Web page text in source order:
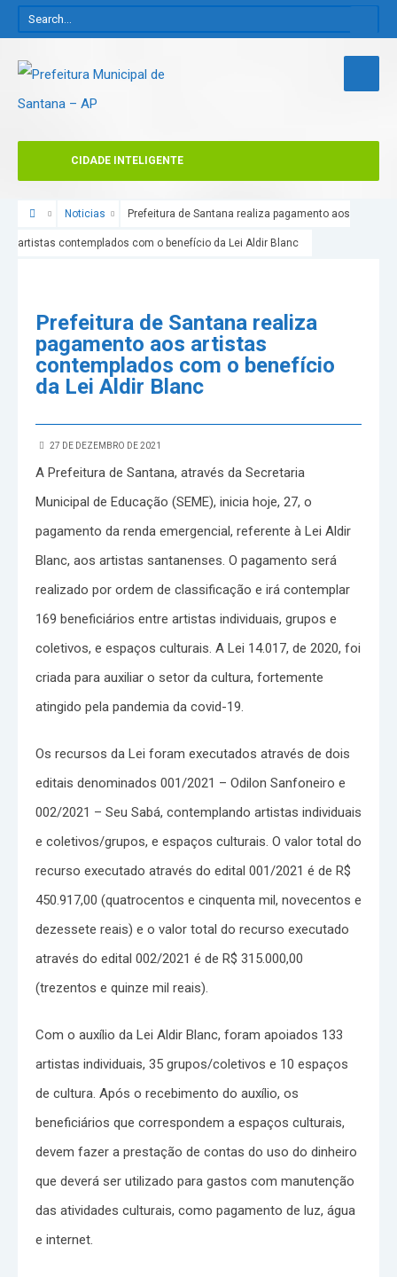
CIDADE INTELIGENTE
Noticias Prefeitura de Santana realiza pagamento aos
artistas contemplados com o benefício da Lei Aldir Blanc
Prefeitura de Santana realiza
pagamento aos artistas
contemplados com o benefício
da Lei Aldir Blanc
27 DE DEZEMBRO DE 2021
A Prefeitura de Santana, através da Secretaria
Municipal de Educação (SEME), inicia hoje, 27, o
pagamento da renda emergencial, referente à Lei Aldir
Blanc, aos artistas santanenses. O pagamento será
realizado por ordem de classificação e irá contemplar
169 beneficiários entre artistas individuais, grupos e
coletivos, e espaços culturais. A Lei 14.017, de 2020, foi
criada para auxiliar o setor da cultura, fortemente
atingido pela pandemia da covid-19.
Os recursos da Lei foram executados através de dois
editais denominados 001/2021 – Odilon Sanfoneiro e
002/2021 – Seu Sabá, contemplando artistas individuais
e coletivos/grupos, e espaços culturais. O valor total do
recurso executado através do edital 001/2021 é de R$
450.917,00 (quatrocentos e cinquenta mil, novecentos e
dezessete reais) e o valor total do recurso executado
através do edital 002/2021 é de R$ 315.000,00
(trezentos e quinze mil reais).
Com o auxílio da Lei Aldir Blanc, foram apoiados 133
artistas individuais, 35 grupos/coletivos e 10 espaços
de cultura. Após o recebimento do auxílio, os
beneficiários que correspondem a espaços culturais,
devem fazer a prestação de contas do uso do dinheiro
que deverá ser utilizado para gastos com manutenção
das atividades culturais, como pagamento de luz, água
e internet.